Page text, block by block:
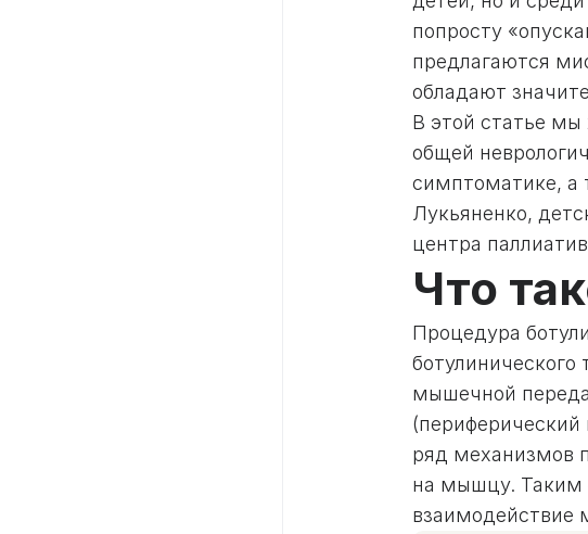
попросту
предлагаются
обладают
В этой статье
общей
симптоматике, а
Лукьяненко,
центра
Что
Процедура
мышечной
ряд механизмов
на мышцу. Таким